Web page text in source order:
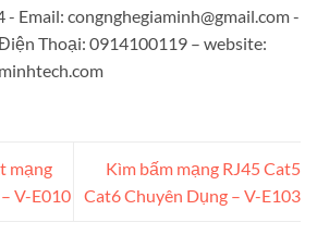
- Email: congnghegiaminh@gmail.com-
Thoại: 0914100119 – website:
mạng
V-E010
Kìm bấm mạng RJ45 Cat5
Cat6 Chuyên Dụng – V-E103